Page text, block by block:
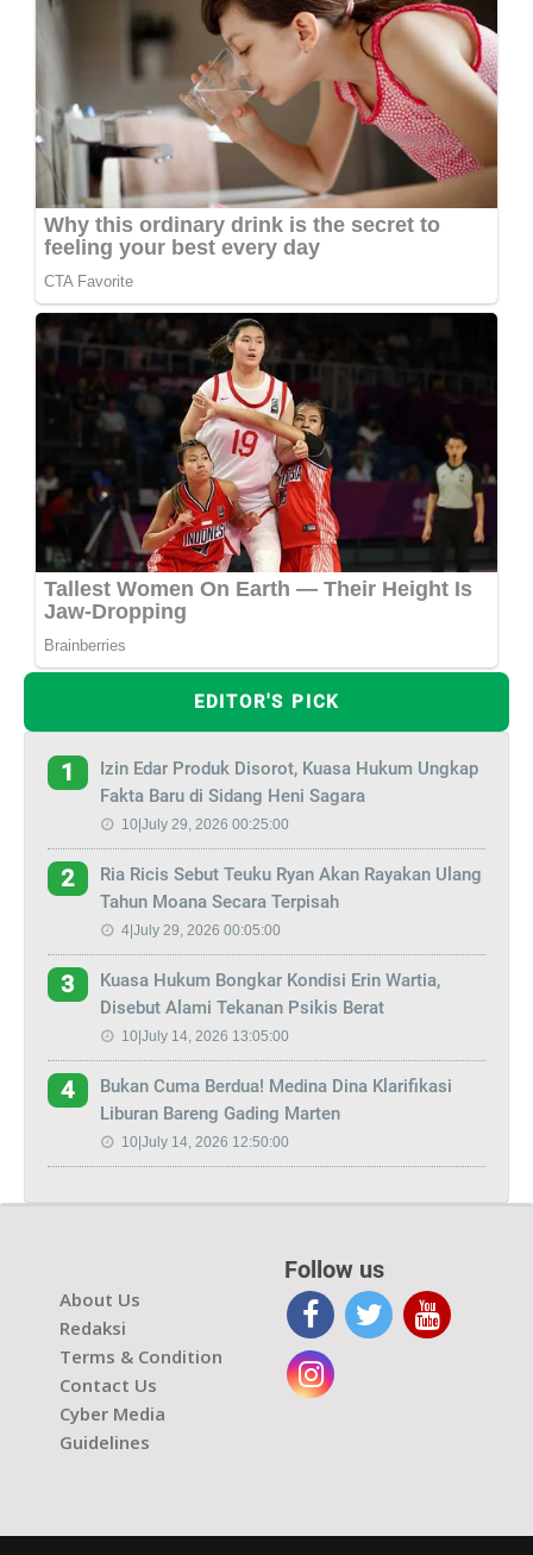
EDITOR'S PICK
1
Izin Edar Produk Disorot, Kuasa Hukum Ungkap
Fakta Baru di Sidang Heni Sagara
10|July 29, 2026 00:25:00
2
Ria Ricis Sebut Teuku Ryan Akan Rayakan Ulang
Tahun Moana Secara Terpisah
4|July 29, 2026 00:05:00
3
Kuasa Hukum Bongkar Kondisi Erin Wartia,
Disebut Alami Tekanan Psikis Berat
10|July 14, 2026 13:05:00
4
Bukan Cuma Berdua! Medina Dina Klarifikasi
Liburan Bareng Gading Marten
10|July 14, 2026 12:50:00
About Us
Redaksi
Terms & Condition
Contact Us
Cyber Media
Guidelines
Follow us